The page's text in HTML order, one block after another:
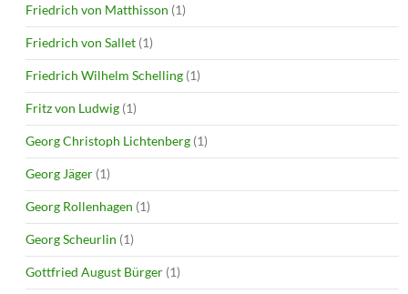
Friedrich von Matthisson (1)
Friedrich von Sallet (1)
Friedrich Wilhelm Schelling (1)
Fritz von Ludwig (1)
Georg Christoph Lichtenberg (1)
Georg Jäger (1)
Georg Rollenhagen (1)
Georg Scheurlin (1)
Gottfried August Bürger (1)